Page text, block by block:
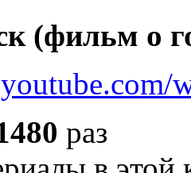
(фильм о
раз